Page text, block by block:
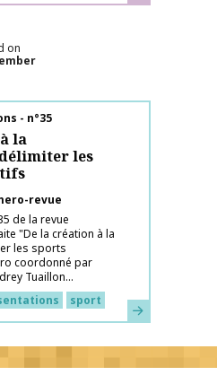
on
- n°35
la
les
revue
de la revue
"De la création à la
les sports
coordonné par
Tuaillon...
sport Learn more